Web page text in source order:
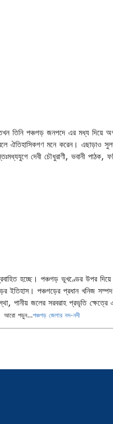
তখন তিনি পঞ্চগড় জনপদে এর মধ্য দিয়ে
ঐতিহাসিকগণ মনে করেন। এছাড়াও
দেবী চৌধুরাণী, ভবানী পাঠক,
হচ্ছে। পঞ্চগড় ভূখণ্ডের উপর দিয়ে
ইতিহাস। পঞ্চগড়ের প্রধান খনিজ
পানীয় জলের সরবরাহ প্রভৃতি ক্ষেত্রে
আরো পড়ুন…পঞ্চগড় জেলার নদ-নদী